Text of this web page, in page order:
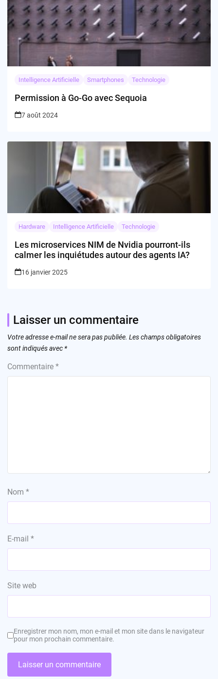
Intelligence Artificielle Smartphones Technologie
Permission à Go-Go avec Sequoia
7 août 2024
Hardware Intelligence Artificielle Technologie
Les microservices NIM de Nvidia pourront-ils
calmer les inquiétudes autour des agents IA?
16 janvier 2025
Laisser un commentaire
Votre adresse e-mail ne sera pas publiée. Les champs obligatoires
sont indiqués avec *
Commentaire *
Nom *
E-mail *
Site web
Enregistrer mon nom, mon e-mail et mon site dans le navigateur
pour mon prochain commentaire.